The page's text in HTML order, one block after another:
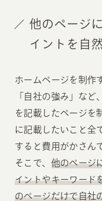
他のページ
イントを自
ホームページを制作
「自社の強み」など
を記載したページを
に記載したいこと全
すると費用がかさん
そこで、 他のページ
イントやキーワード
のページだけで自社